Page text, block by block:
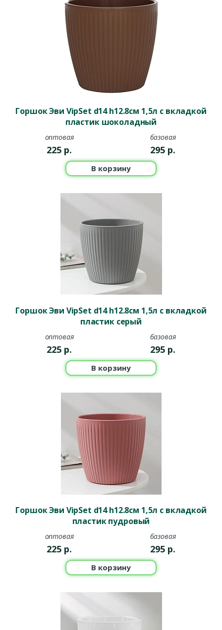
Горшок Эви VipSet d14 h12.8см 1,5л с вкладкой
пластик шоколадный
оптовая
225 р.
базовая
295 р.
В корзину
Горшок Эви VipSet d14 h12.8см 1,5л с вкладкой
пластик серый
оптовая
225 р.
базовая
295 р.
В корзину
Горшок Эви VipSet d14 h12.8см 1,5л с вкладкой
пластик пудровый
оптовая
225 р.
базовая
295 р.
В корзину